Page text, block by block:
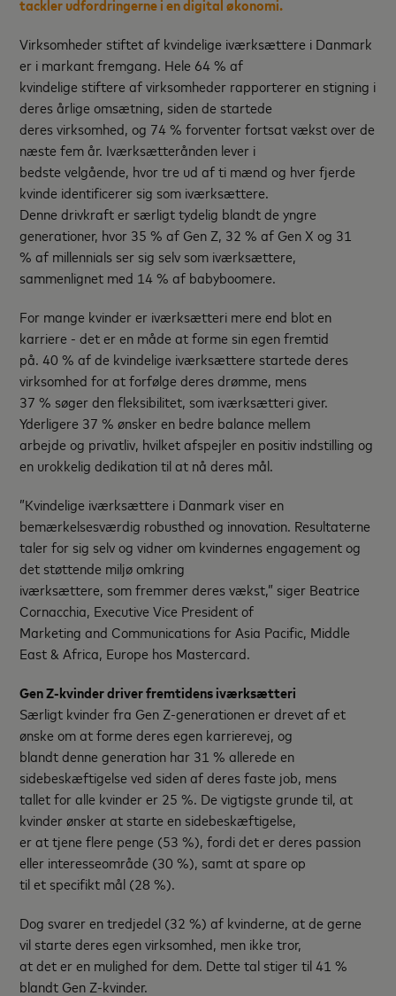
tackler udfordringerne i en digital økonomi.
Virksomheder stiftet af kvindelige iværksættere i Danmark
er i markant fremgang. Hele 64 % af
kvindelige stiftere af virksomheder rapporterer en stigning i
deres årlige omsætning, siden de startede
deres virksomhed, og 74 % forventer fortsat vækst over de
næste fem år. Iværksætterånden lever i
bedste velgående, hvor tre ud af ti mænd og hver fjerde
kvinde identificerer sig som iværksættere.
Denne drivkraft er særligt tydelig blandt de yngre
generationer, hvor 35 % af Gen Z, 32 % af Gen X og 31
% af millennials ser sig selv som iværksættere,
sammenlignet med 14 % af babyboomere.
For mange kvinder er iværksætteri mere end blot en
karriere - det er en måde at forme sin egen fremtid
på. 40 % af de kvindelige iværksættere startede deres
virksomhed for at forfølge deres drømme, mens
37 % søger den fleksibilitet, som iværksætteri giver.
Yderligere 37 % ønsker en bedre balance mellem
arbejde og privatliv, hvilket afspejler en positiv indstilling og
en urokkelig dedikation til at nå deres mål.
”Kvindelige iværksættere i Danmark viser en
bemærkelsesværdig robusthed og innovation. Resultaterne
taler for sig selv og vidner om kvindernes engagement og
det støttende miljø omkring
iværksættere, som fremmer deres vækst,” siger Beatrice
Cornacchia, Executive Vice President of
Marketing and Communications for Asia Pacific, Middle
East & Africa, Europe hos Mastercard.
Gen Z-kvinder driver fremtidens iværksætteri
Særligt kvinder fra Gen Z-generationen er drevet af et
ønske om at forme deres egen karrierevej, og
blandt denne generation har 31 % allerede en
sidebeskæftigelse ved siden af deres faste job, mens
tallet for alle kvinder er 25 %. De vigtigste grunde til, at
kvinder ønsker at starte en sidebeskæftigelse,
er at tjene flere penge (53 %), fordi det er deres passion
eller interesseområde (30 %), samt at spare op
til et specifikt mål (28 %).
Dog svarer en tredjedel (32 %) af kvinderne, at de gerne
vil starte deres egen virksomhed, men ikke tror,
at det er en mulighed for dem. Dette tal stiger til 41 %
blandt Gen Z-kvinder.